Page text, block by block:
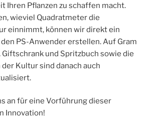
Ihren Pflanzen zu schaffen macht.
wieviel Quadratmeter die
einnimmt, können wir direkt ein
PS-Anwender erstellen. Auf Gram
Giftschrank und Spritzbuch sowie die
Kultur sind danach auch
an für eine Vorführung dieser
Innovation!